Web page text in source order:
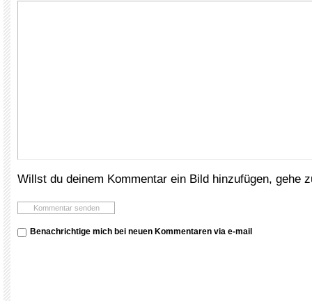
Willst du deinem Kommentar ein Bild hinzufügen, gehe
Benachrichtige mich bei neuen Kommentaren via e-mail